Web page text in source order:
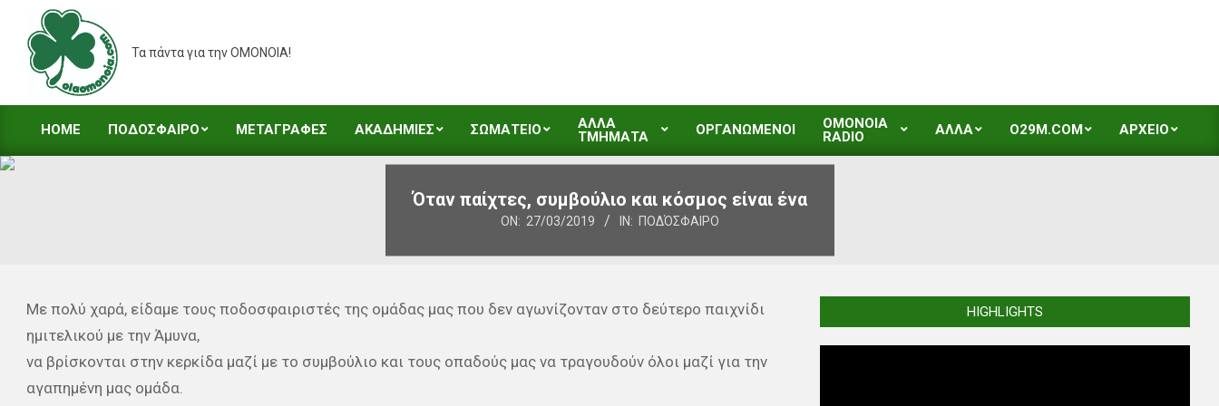
content
Τα πάντα για την ΟΜΟΝΟΙΑ!
HOME ΠΟΔΟΣΦΑΙΡΟ ΜΕΤΑΓΡΑΦΕΣ ΑΚΑΔΗΜΙΕΣ ΣΩΜΑΤΕΙΟ
ΑΛΛΑ
ΤΜΗΜΑΤΑ
ΟΡΓΑΝΩΜΕΝΟΙ
OMONOIA
RADIO
ΑΛΛΑ O29M.COM ΑΡΧΕΙΟ
Όταν παίχτες, συμβούλιο και κόσμος είναι ένα
ON: 27/03/2019 IN: ΠΟΔΌΣΦΑΙΡΟ
Με πολύ χαρά, είδαμε τους ποδοσφαιριστές της ομάδας μας που δεν αγωνίζονταν στο δεύτερο παιχνίδι
ημιτελικού με την Άμυνα,
να βρίσκονται στην κερκίδα μαζί με το συμβούλιο και τους οπαδούς μας να τραγουδούν όλοι μαζί για την
αγαπημένη μας ομάδα.
HIGHLIGHTS